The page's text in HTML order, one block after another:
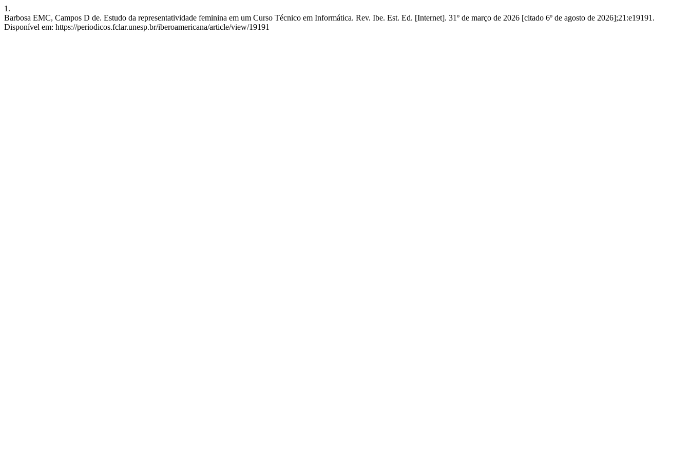
1.
Barbosa EMC, Campos D de. Estudo da representatividade feminina em um Curso Técnico em Informática. Rev. Ibe. Est. Ed. [Internet]. 31º de março de 2026 [citado 6º de agosto de 2026];21:e19191.
Disponível em: https://periodicos.fclar.unesp.br/iberoamericana/article/view/19191